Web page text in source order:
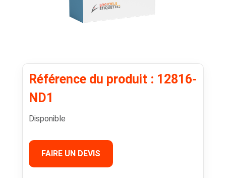
Référence du produit : 12816-
ND1
Disponible
FAIRE UN DEVIS